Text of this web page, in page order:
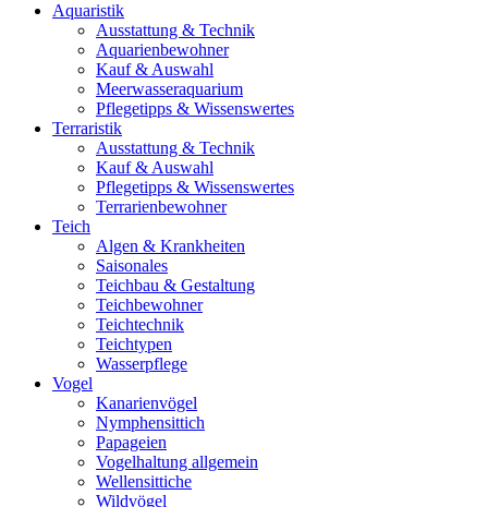
Aquaristik
Ausstattung & Technik
Aquarienbewohner
Kauf & Auswahl
Meerwasseraquarium
Pflegetipps & Wissenswertes
Terraristik
Ausstattung & Technik
Kauf & Auswahl
Pflegetipps & Wissenswertes
Terrarienbewohner
Teich
Algen & Krankheiten
Saisonales
Teichbau & Gestaltung
Teichbewohner
Teichtechnik
Teichtypen
Wasserpflege
Vogel
Kanarienvögel
Nymphensittich
Papageien
Vogelhaltung allgemein
Wellensittiche
Wildvögel